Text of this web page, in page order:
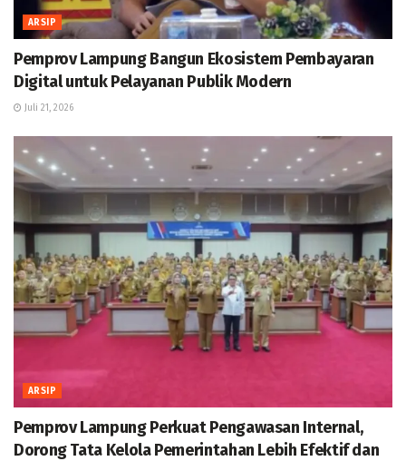
ARSIP
Pemprov Lampung Bangun Ekosistem Pembayaran
Digital untuk Pelayanan Publik Modern
Juli 21, 2026
ARSIP
Pemprov Lampung Perkuat Pengawasan Internal,
Dorong Tata Kelola Pemerintahan Lebih Efektif dan